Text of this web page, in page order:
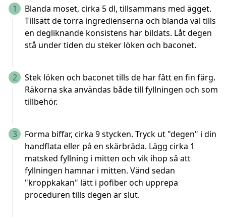
1
Blanda moset, cirka 5 dl, tillsammans med ägget.
Tillsätt de torra ingredienserna och blanda väl tills
en degliknande konsistens har bildats. Låt degen
stå under tiden du steker löken och baconet.
2
Stek löken och baconet tills de har fått en fin färg.
Räkorna ska användas både till fyllningen och som
tillbehör.
3
Forma biffar, cirka 9 stycken. Tryck ut "degen" i din
handflata eller på en skärbräda. Lägg cirka 1
matsked fyllning i mitten och vik ihop så att
fyllningen hamnar i mitten. Vänd sedan
"kroppkakan" lätt i pofiber och upprepa
proceduren tills degen är slut.